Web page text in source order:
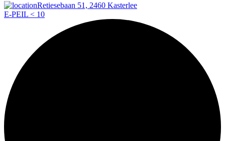
Retiesebaan 51, 2460 Kasterlee
E-PEIL < 10